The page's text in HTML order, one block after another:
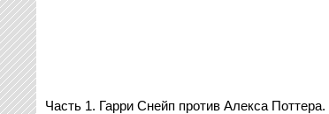
Часть 1. Гарри Снейп против Алекса Поттера.